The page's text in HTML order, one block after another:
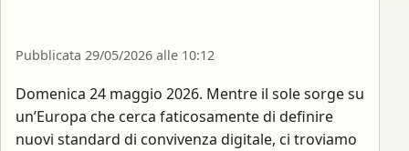
Pubblicata 29/05/2026 alle 10:12
Domenica 24 maggio 2026. Mentre il sole sorge su
un’Europa che cerca faticosamente di definire
nuovi standard di convivenza digitale, ci troviamo